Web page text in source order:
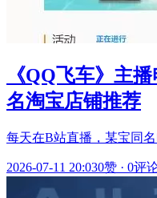
《QQ飞车》主
名淘宝店铺推荐
每天在B站直播，某宝同
2026-07-11 20:030赞 · 0评